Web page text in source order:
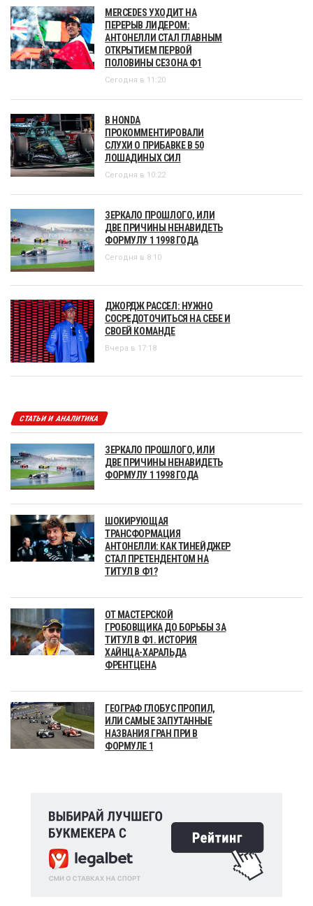
MERCEDES УХОДИТ НА
ПЕРЕРЫВ ЛИДЕРОМ:
АНТОНЕЛЛИ СТАЛ ГЛАВНЫМ
ОТКРЫТИЕМ ПЕРВОЙ
ПОЛОВИНЫ СЕЗОНА Ф1
Сегодня в 11:20
В HONDA
ПРОКОММЕНТИРОВАЛИ
СЛУХИ О ПРИБАВКЕ В 50
ЛОШАДИНЫХ СИЛ
Сегодня в 10:22
ЗЕРКАЛО ПРОШЛОГО, ИЛИ
ДВЕ ПРИЧИНЫ НЕНАВИДЕТЬ
ФОРМУЛУ 1 1998 ГОДА
Сегодня в 8:10
ДЖОРДЖ РАССЕЛ: НУЖНО
СОСРЕДОТОЧИТЬСЯ НА СЕБЕ И
СВОЕЙ КОМАНДЕ
Вчера в 17:18
СТАТЬИ И АНАЛИТИКА
ЗЕРКАЛО ПРОШЛОГО, ИЛИ
ДВЕ ПРИЧИНЫ НЕНАВИДЕТЬ
ФОРМУЛУ 1 1998 ГОДА
ШОКИРУЮЩАЯ
ТРАНСФОРМАЦИЯ
АНТОНЕЛЛИ: КАК ТИНЕЙДЖЕР
СТАЛ ПРЕТЕНДЕНТОМ НА
ТИТУЛ В Ф1?
ОТ МАСТЕРСКОЙ
ГРОБОВЩИКА ДО БОРЬБЫ ЗА
ТИТУЛ В Ф1. ИСТОРИЯ
ХАЙНЦА-ХАРАЛЬДА
ФРЕНТЦЕНА
ГЕОГРАФ ГЛОБУС ПРОПИЛ,
ИЛИ САМЫЕ ЗАПУТАННЫЕ
НАЗВАНИЯ ГРАН ПРИ В
ФОРМУЛЕ 1